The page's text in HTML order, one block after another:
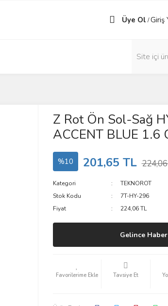
Üye Ol /Giriş
Z Rot Ön Sol-Sağ
ACCENT BLUE 1.6
%10 201,65 TL
Kategori
TEKNOROT
Stok Kodu
7T-HY-296
Fiyat
224,06 TL
Gelince
Tavsiye Et